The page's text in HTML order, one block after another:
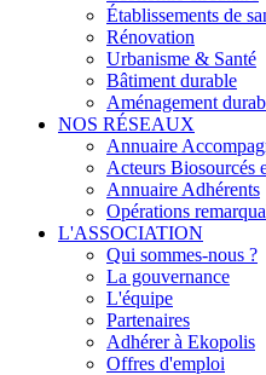
Établissements de
Rénovation
Urbanisme & Santé
Bâtiment durable
Aménagement
NOS RÉSEAUX
Annuaire
Acteurs Biosourcés
Annuaire Adhérents
Opérations
L'ASSOCIATION
Qui sommes-nous ?
La gouvernance
L'équipe
Partenaires
Adhérer à Ekopolis
Offres d'emploi